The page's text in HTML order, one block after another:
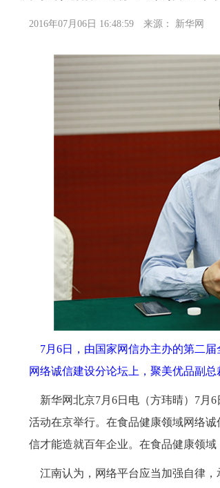
2016年07月06日 16:48:59 来源： 新华网
7月6日， 由国家网信办主办的第二
网络诚信建设分论坛 上，聚美优品副
新华网北京7月6日电（方玮晴）7月6
活动在京举行。在食品健康领域网络诚
信才能造就百年企业。在食品健康领域
江南认为，网络平台应当加强自律，